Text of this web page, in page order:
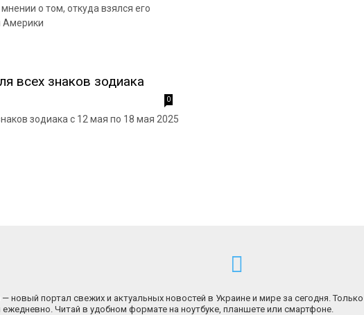
о том, откуда взялся его
Америки
всех знаков зодиака
0
зодиака с 12 мая по 18 мая 2025
новый портал свежих и актуальных новостей в Украине и мире за сегодня. Только
Читай в удобном формате на ноутбуке, планшете или смартфоне.